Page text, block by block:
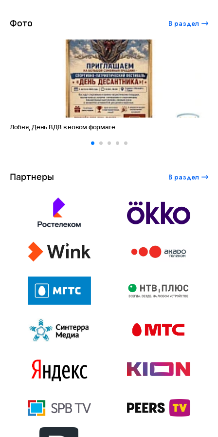
Фото В раздел
Лобня, День ВДВ в новом формате
Партнеры В раздел